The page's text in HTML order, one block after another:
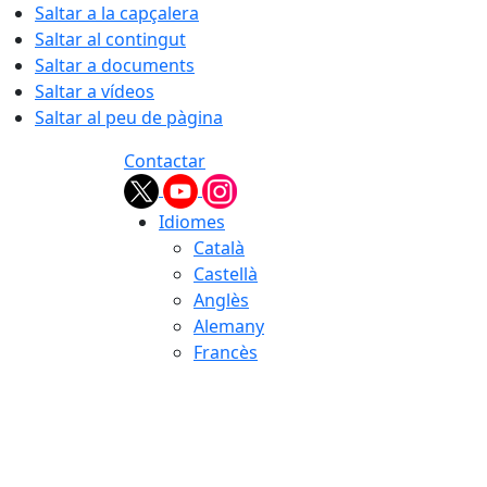
Saltar a la capçalera
Saltar al contingut
Saltar a documents
Saltar a vídeos
Saltar al peu de pàgina
Contactar
Idiomes
Català
Castellà
Anglès
Alemany
Francès